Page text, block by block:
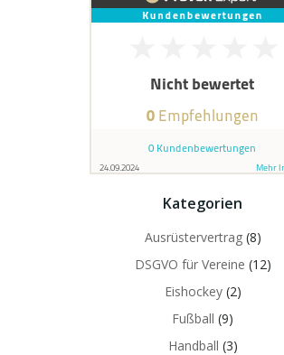
Kategorien
Ausrüstervertrag(8)
DSGVO für Vereine (12)
Eishockey(2)
Fußball (9)
Handball (3)